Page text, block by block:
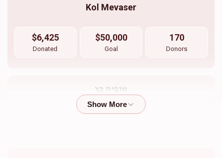
Kol Mevaser
$6,425
Donated
$50,000
Goal
170
Donors
טוביה כץ